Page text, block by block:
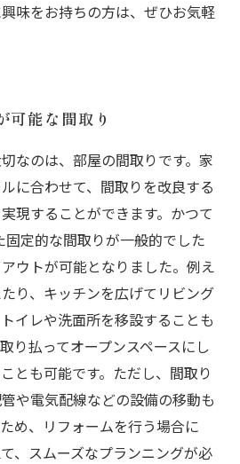
味をお持ちの方は、ぜひお気軽
可能な間取り
なのは、部屋の間取りです。家
に合わせて、間取りを改良する
現することができます。かつて
固定的な間取りが一般的でした
ウトが可能となりました。例え
り、キッチンを広げてリビング
イレや洗面所を移設することも
り払ってオープンスペースにし
とも可能です。ただし、間取り
や電気配線などの設備の移動も
め、リフォームを行う場合に
、スムーズなプランニングが必